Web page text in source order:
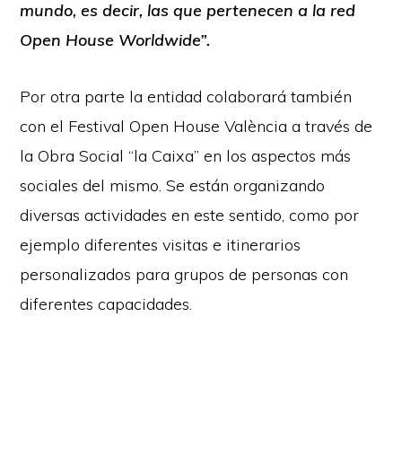
mundo, es decir, las que pertenecen a la red
Open House Worldwide”.
Por otra parte la entidad colaborará también
con el Festival Open House València a través de
la Obra Social “la Caixa” en los aspectos más
sociales del mismo. Se están organizando
diversas actividades en este sentido, como por
ejemplo diferentes visitas e itinerarios
personalizados para grupos de personas con
diferentes capacidades.